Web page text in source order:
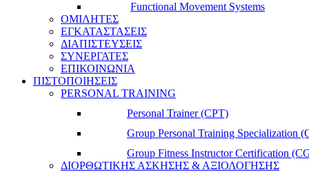
Functional Movement Systems
ΟΜΙΛΗΤΕΣ
ΕΓΚΑΤΑΣΤΑΣΕΙΣ
ΔΙΑΠΙΣΤΕΥΣΕΙΣ
ΣΥΝΕΡΓΑΤΕΣ
ΕΠΙΚΟΙΝΩΝΙΑ
ΠΙΣΤΟΠΟΙΗΣΕΙΣ
PERSONAL TRAINING
Personal Trainer (CPT)
Group Personal Training Specialization
Group Fitness Instructor Certification
ΔΙΟΡΘΩΤΙΚΗΣ ΑΣΚΗΣΗΣ & ΑΞΙΟΛΟΓΗΣΗΣ